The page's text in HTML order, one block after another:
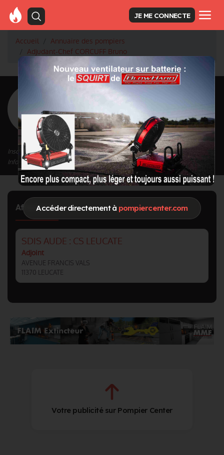
Accéder directement à pompiercenter.com
JE ME CONNECTE
Accueil
Annuaire des pompiers
Adjudant-Chef CORCUFF Bruno
Retour à la liste des pompiers
CORCUFF Bruno
Grade : Adjudant-Chef
Inscrit depuis le 24/09/2020 à 16:05
Informations mises à jour le 01/10/2020 à 16:57
Affectation
SDIS AUDE : CS LEUCATE
Adjoint
AVENUE FRANCIS VALS
11370 LEUCATE
Votre publicité sur Pompier Center